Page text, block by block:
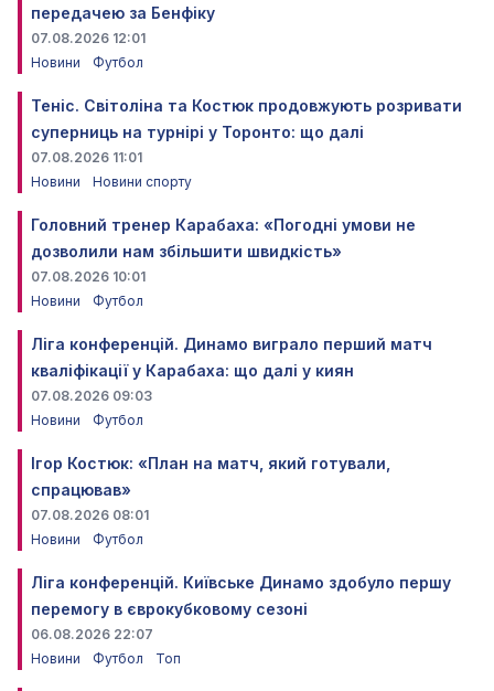
передачею за Бенфіку
07.08.2026 12:01
Новини
Футбол
Теніс. Світоліна та Костюк продовжують розривати
суперниць на турнірі у Торонто: що далі
07.08.2026 11:01
Новини
Новини спорту
Головний тренер Карабаха: «Погодні умови не
дозволили нам збільшити швидкість»
07.08.2026 10:01
Новини
Футбол
Ліга конференцій. Динамо виграло перший матч
кваліфікації у Карабаха: що далі у киян
07.08.2026 09:03
Новини
Футбол
Ігор Костюк: «План на матч, який готували,
спрацював»
07.08.2026 08:01
Новини
Футбол
Ліга конференцій. Київське Динамо здобуло першу
перемогу в єврокубковому сезоні
06.08.2026 22:07
Новини
Футбол Топ